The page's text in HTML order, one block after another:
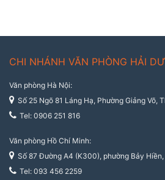
CHI NHÁNH VĂN PHÒNG HẢI
Văn phòng Hà Nội:
Số 25 Ngõ 81 Láng Hạ, Phường Giảng Võ,
Tel: 0906 251 816
Văn phòng Hồ Chí Minh:
Số 87 Đường A4 (K300), phường Bảy
Tel: 093 456 2259